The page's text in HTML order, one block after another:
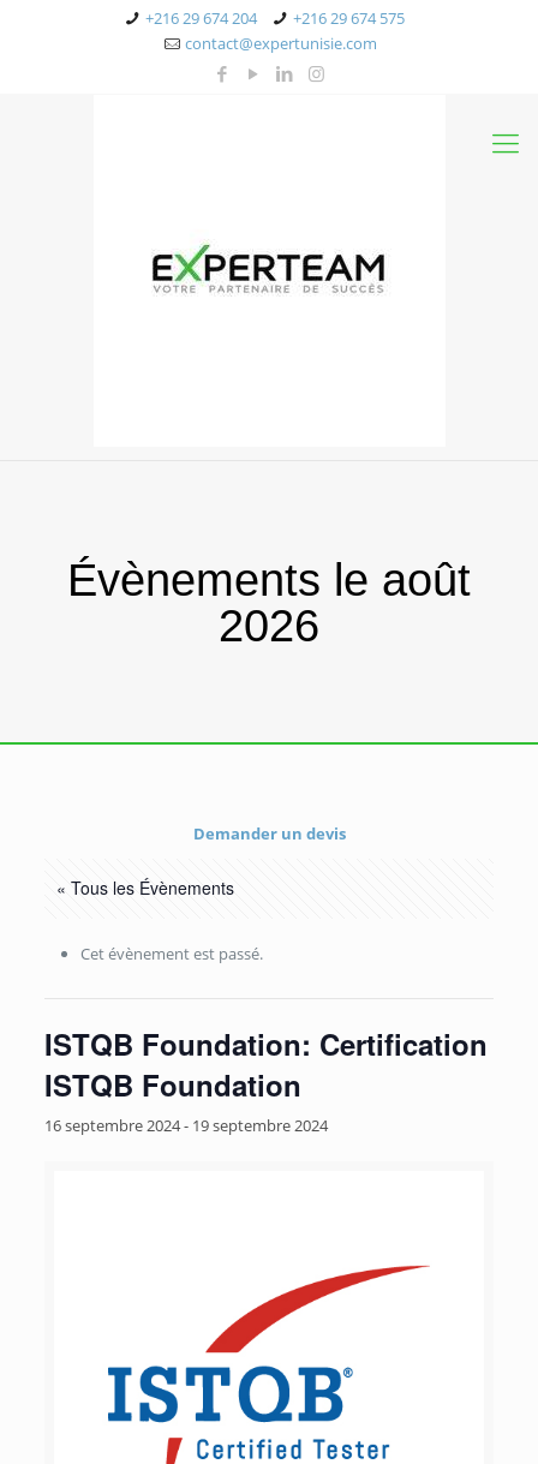
+216 29 674 204
+216 29 674 575
contact@expertunisie.com
Évènements le août
2026
Demander un devis
« Tous les Évènements
Cet évènement est passé.
ISTQB Foundation: Certification
ISTQB Foundation
16 septembre 2024- 19 septembre 2024